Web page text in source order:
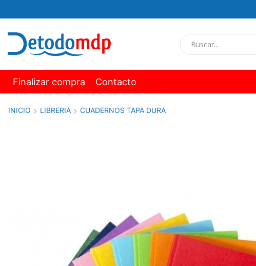
Finalizar compra Contacto
INICIO LIBRERIA CUADERNOS TAPA DURA